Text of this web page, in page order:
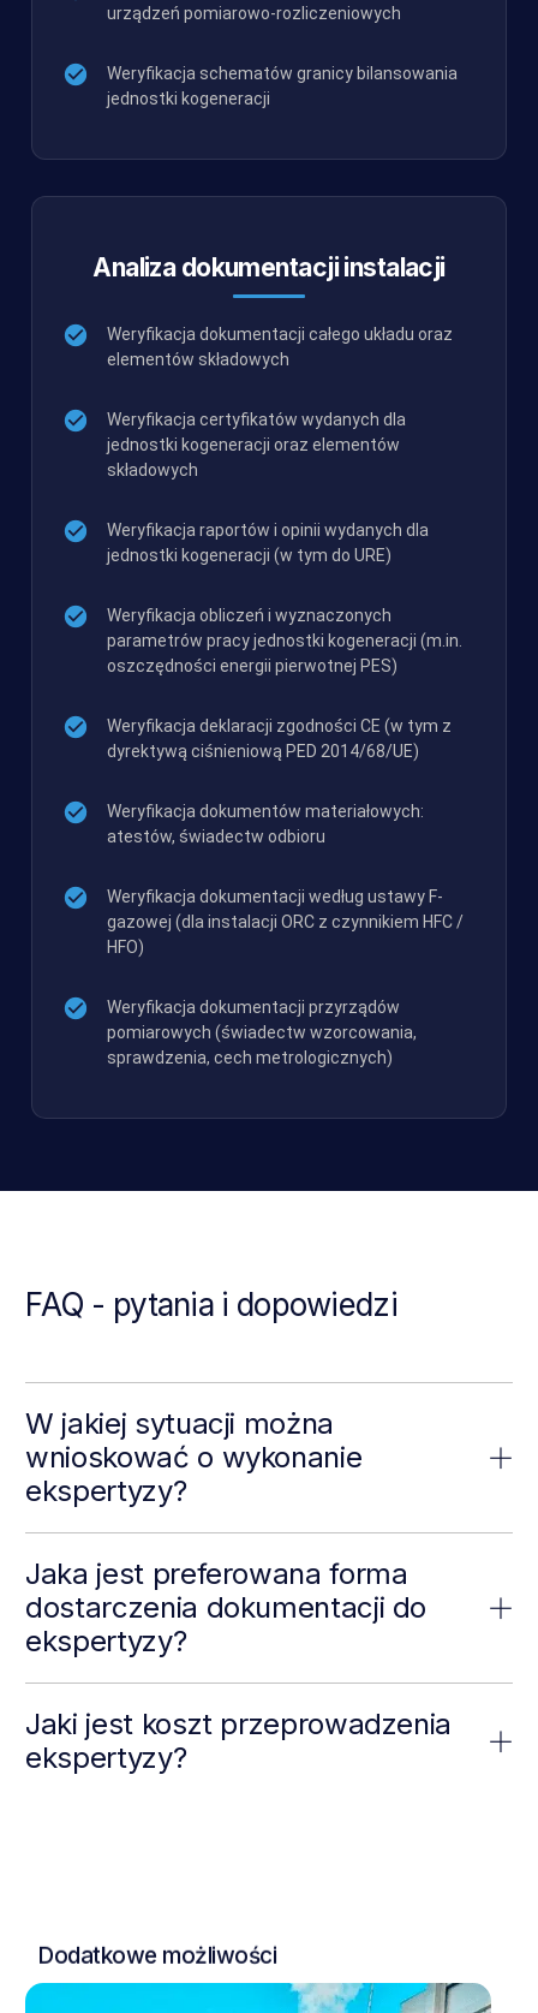
urządzeń pomiarowo-rozliczeniowych
Weryfikacja schematów granicy bilansowania
jednostki kogeneracji
Analiza dokumentacji instalacji
Weryfikacja dokumentacji całego układu oraz
elementów składowych
Weryfikacja certyfikatów wydanych dla
jednostki kogeneracji oraz elementów
składowych
Weryfikacja raportów i opinii wydanych dla
jednostki kogeneracji (w tym do URE)
Weryfikacja obliczeń i wyznaczonych
parametrów pracy jednostki kogeneracji (m.in.
oszczędności energii pierwotnej PES)
Weryfikacja deklaracji zgodności CE (w tym z
dyrektywą ciśnieniową PED 2014/68/UE)
Weryfikacja dokumentów materiałowych:
atestów, świadectw odbioru
Weryfikacja dokumentacji według ustawy F-
gazowej (dla instalacji ORC z czynnikiem HFC /
HFO)
Weryfikacja dokumentacji przyrządów
pomiarowych (świadectw wzorcowania,
sprawdzenia, cech metrologicznych)
FAQ - pytania i dopowiedzi
W jakiej sytuacji można
wnioskować o wykonanie
ekspertyzy?
Jaka jest preferowana forma
dostarczenia dokumentacji do
ekspertyzy?
Jaki jest koszt przeprowadzenia
ekspertyzy?
Dodatkowe możliwości